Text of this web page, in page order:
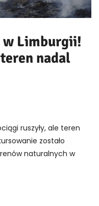
w Limburgii!
nadal
ruszyły, ale teren
zostało
naturalnych w